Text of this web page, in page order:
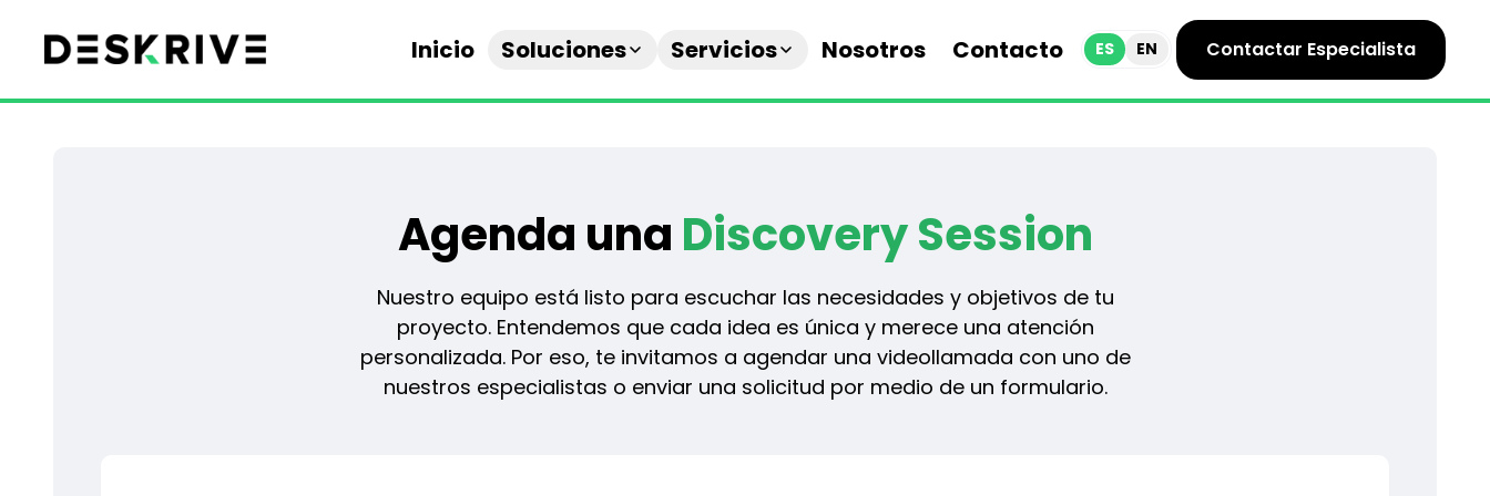
Inicio Soluciones Servicios Nosotros Contacto ES EN Contactar Especialista
Agenda una Discovery Session
Nuestro equipo está listo para escuchar las necesidades y objetivos de tu
proyecto. Entendemos que cada idea es única y merece una atención
personalizada. Por eso, te invitamos a agendar una videollamada con uno de
nuestros especialistas o enviar una solicitud por medio de un formulario.